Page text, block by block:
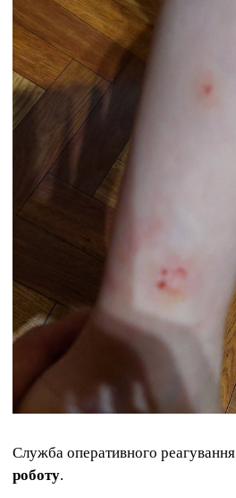
Служба оперативного реагування
роботу.